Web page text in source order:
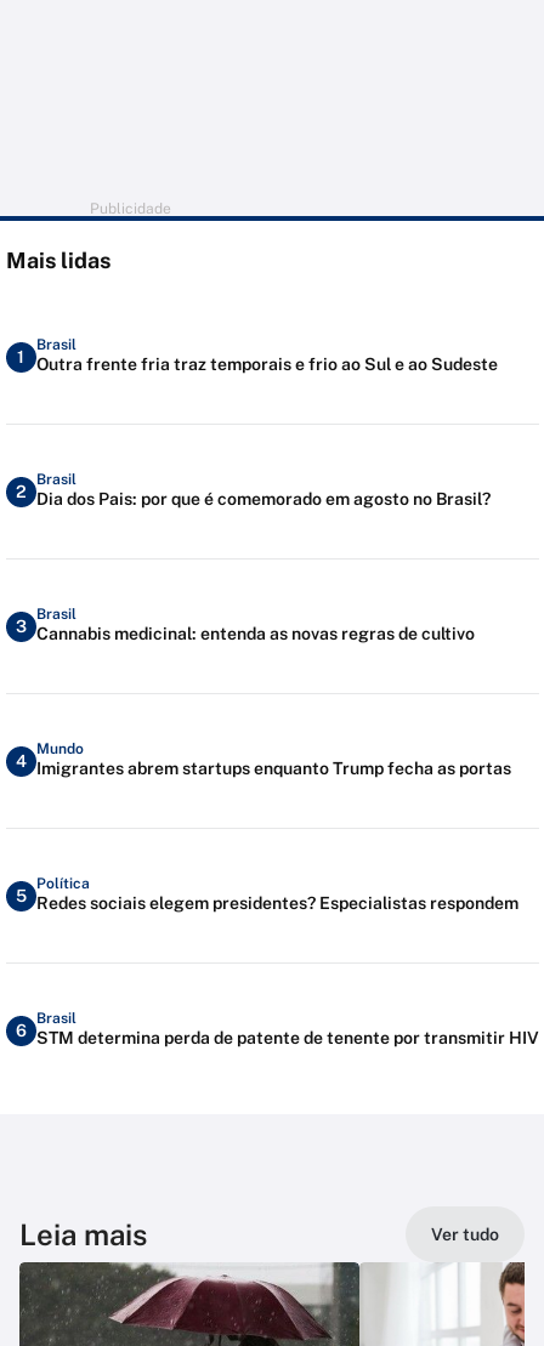
Publicidade
Mais lidas
1
Brasil
Outra frente fria traz temporais e frio ao Sul e ao Sudeste
2
Brasil
Dia dos Pais: por que é comemorado em agosto no Brasil?
3
Brasil
Cannabis medicinal: entenda as novas regras de cultivo
4
Mundo
Imigrantes abrem startups enquanto Trump fecha as portas
5
Política
Redes sociais elegem presidentes? Especialistas respondem
6
Brasil
STM determina perda de patente de tenente por transmitir HIV
Leia mais Ver tudo